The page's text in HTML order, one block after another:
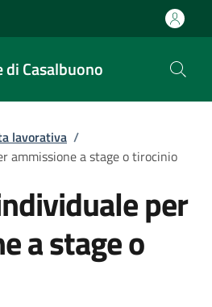
di Casalbuono
lavorativa /
ammissione a stage o tirocinio
per
a stage o